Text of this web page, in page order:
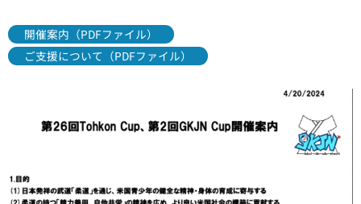
開催案内（PDFファイル）
ご支援について（PDFファイル）